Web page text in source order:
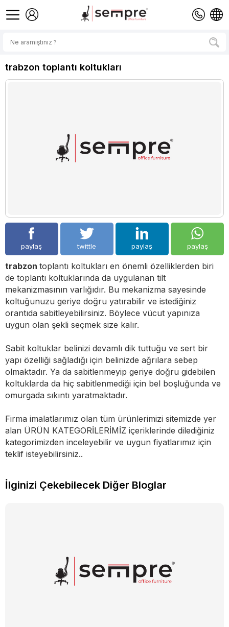
trabzon toplantı koltukları
paylaş twittle paylaş paylaş
trabzon toplantı koltukları en önemli özelliklerden biri
de toplantı koltuklarında da uygulanan tilt
mekanizmasının varlığıdır. Bu mekanizma sayesinde
koltuğunuzu geriye doğru yatırabilir ve istediğiniz
orantıda sabitleyebilirsiniz. Böylece vücut yapınıza
uygun olan şekli seçmek size kalır.
Sabit koltuklar belinizi devamlı dik tuttuğu ve sert bir
yapı özelliği sağladığı için belinizde ağrılara sebep
olmaktadır. Ya da sabitlenmeyip geriye doğru gidebilen
koltuklarda da hiç sabitlenmediği için bel boşluğunda ve
omurgada sıkıntı yaratmaktadır.
Firma imalatlarımız olan tüm ürünlerimizi sitemizde yer
alan ÜRÜN KATEGORİLERİMİZ içeriklerinde dilediğiniz
kategorimizden inceleyebilir ve uygun fiyatlarımız için
teklif isteyebilirsiniz..
İlginizi Çekebilecek Diğer Bloglar